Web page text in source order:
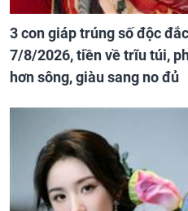
3 con giáp trúng số độc
7/8/2026, tiền về trĩu túi,
hơn sông, giàu sang no đủ